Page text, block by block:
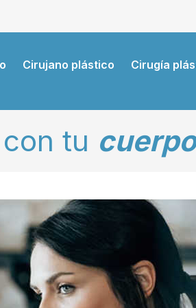
Cirujano plástico Cirugía
tu cuerpo